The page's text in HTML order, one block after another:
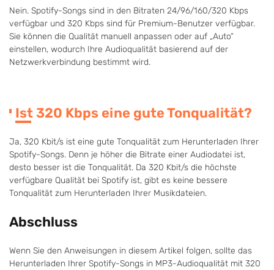
Nein. Spotify-Songs sind in den Bitraten 24/96/160/320 Kbps
verfügbar und 320 Kbps sind für Premium-Benutzer verfügbar.
Sie können die Qualität manuell anpassen oder auf „Auto“
einstellen, wodurch Ihre Audioqualität basierend auf der
Netzwerkverbindung bestimmt wird.
Ist 320 Kbps eine gute Tonqualität?
Ja, 320 Kbit/s ist eine gute Tonqualität zum Herunterladen Ihrer
Spotify-Songs. Denn je höher die Bitrate einer Audiodatei ist,
desto besser ist die Tonqualität. Da 320 Kbit/s die höchste
verfügbare Qualität bei Spotify ist, gibt es keine bessere
Tonqualität zum Herunterladen Ihrer Musikdateien.
Abschluss
Wenn Sie den Anweisungen in diesem Artikel folgen, sollte das
Herunterladen Ihrer Spotify-Songs in MP3-Audioqualität mit 320